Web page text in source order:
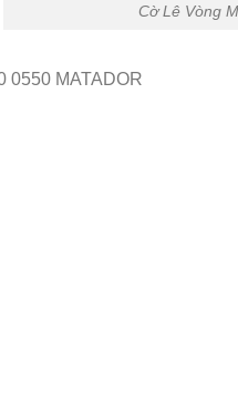
Cờ Lê Vòng
0550 MATADOR